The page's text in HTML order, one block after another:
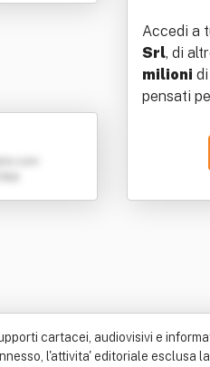
Accedi a
Srl, di
milioni
pensati
cartacei, audiovisivi e
l'attivita' editoriale esclusa